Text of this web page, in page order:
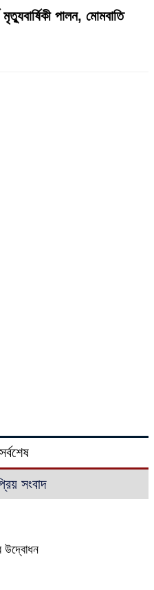
পালন, মোমবাতি
সর্বশেষ
সংবাদ
উদ্বোধন